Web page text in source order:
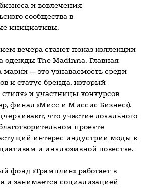
и вовлечения
сообщества в
инициативы.
вечера станет показ коллекции
одежды The Madinna. Главная
марки — это узнаваемость среди
и статус бренда, который
и участницы конкурсов
финал «Мисс и Миссис Бизнес»).
что участие локального
проекте
интерес индустрии моды к
и инклюзивной повестке.
фонд «Трамплин» работает в
и занимается социализацией